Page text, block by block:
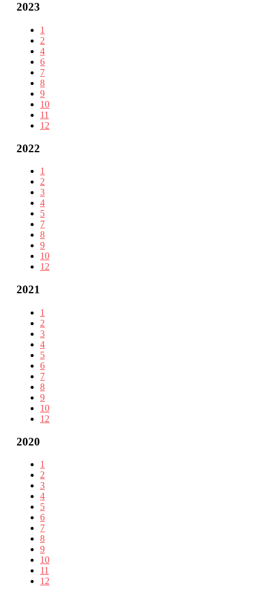
2023
1
2
4
6
7
8
9
10
11
12
2022
1
2
3
4
5
7
8
9
10
12
2021
1
2
3
4
5
6
7
8
9
10
12
2020
1
2
3
4
5
6
7
8
9
10
11
12